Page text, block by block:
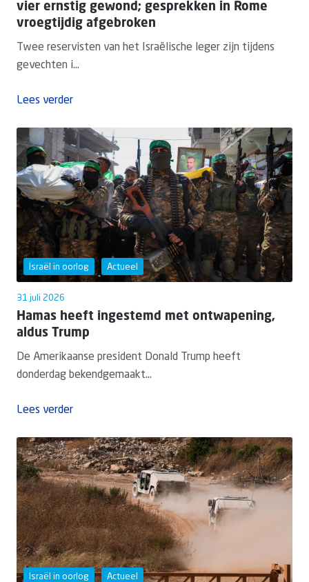
vier ernstig gewond; gesprekken in Rome
vroegtijdig afgebroken
Twee reservisten van het Israëlische leger zijn tijdens
gevechten i...
Lees verder
Israël in oorlog Actueel
31 juli 2026
Hamas heeft ingestemd met ontwapening,
aldus Trump
De Amerikaanse president Donald Trump heeft
donderdag bekendgemaakt...
Lees verder
Israël in oorlog Actueel